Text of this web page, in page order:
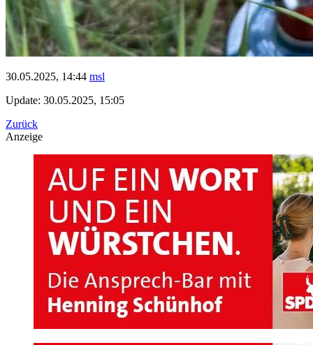
30.05.2025, 14:44 msl
Update: 30.05.2025, 15:05
Zurück
Anzeige